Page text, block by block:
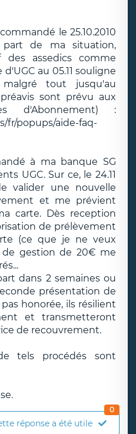
le 25.10.2010
de ma situation,
assedics comme
au 05.11 souligne
tout jusqu'au
préavis sont prévu aux
d'Abonnement) :
fr/popups/aide-faq-
à ma banque SG
UGC. Sur ce, le 24.11
valider une nouvelle
et me prévient
carte. Dès reception
de prélèvement
(ce que je ne veux
gestion de 20€ me
dans 2 semaines ou
présentation de
honorée, ils résilient
et transmetteront
de recouvrement.
tels procédés sont
réponse a été utile
0